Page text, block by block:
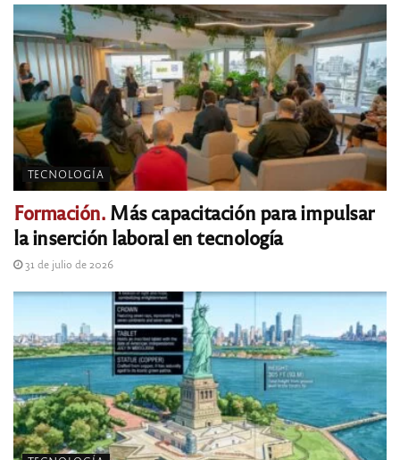
TECNOLOGÍA
Formación.Más capacitación para impulsar
la inserción laboral en tecnología
31 de julio de 2026